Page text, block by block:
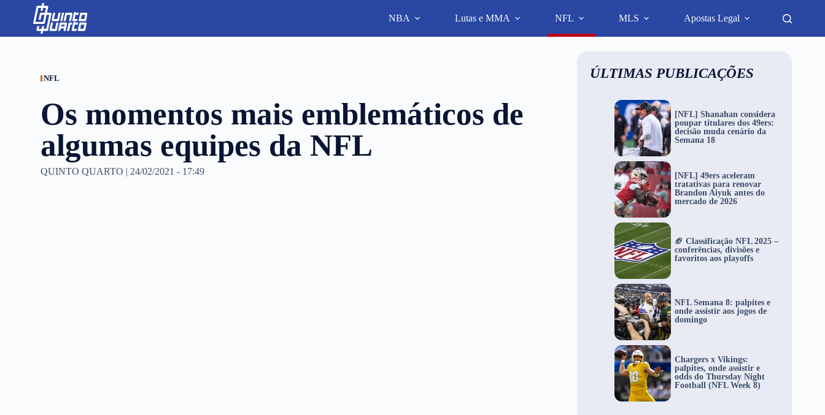
p
NBA Lutas e MMA NFL MLS Apostas Legal
NFL
Os momentos mais emblemáticos de
algumas equipes da NFL
QUINTO QUARTO | 24/02/2021 - 17:49
ÚLTIMAS PUBLICAÇÕES
[NFL] Shanahan considera
poupar titulares dos 49ers:
decisão muda cenário da
Semana 18
[NFL] 49ers aceleram
tratativas para renovar
Brandon Aiyuk antes do
mercado de 2026
🏈 Classificação NFL 2025 –
conferências, divisões e
favoritos aos playoffs
NFL Semana 8: palpites e
onde assistir aos jogos de
domingo
Chargers x Vikings:
palpites, onde assistir e
odds do Thursday Night
Football (NFL Week 8)